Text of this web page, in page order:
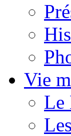
Vie
Le